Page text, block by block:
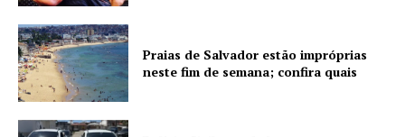
Praias de Salvador estão impróprias
neste fim de semana; confira quais